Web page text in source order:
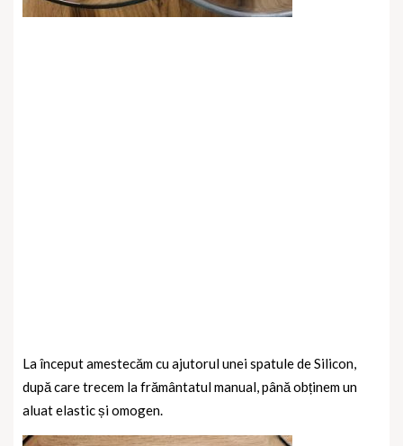
La început amestecăm cu ajutorul unei spatule de Silicon,
după care trecem la frământatul manual, până obținem un
aluat elastic și omogen.